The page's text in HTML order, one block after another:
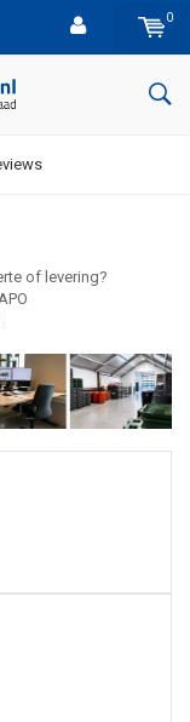
0
of levering?